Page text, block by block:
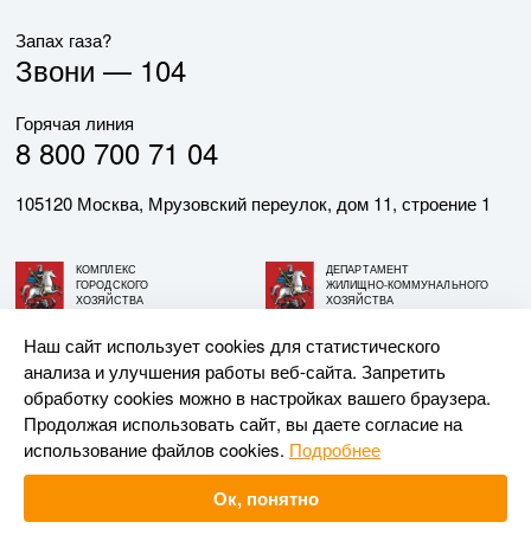
Запах газа?
Звони — 104
Горячая линия
8 800 700 71 04
105120 Москва, Мрузовский переулок, дом 11, строение 1
КОМПЛЕКС
ГОРОДСКОГО
ХОЗЯЙСТВА
ДЕПАРТАМЕНТ
ЖИЛИЩНО-КОММУНАЛЬНОГО
ХОЗЯЙСТВА
© АО «МОСГАЗ», 2026. При использовании материалов
ссылка на сайт обязательна.
Разработка и поддержка —Upriver
Наш сайт использует cookies для статистического
анализа и улучшения работы веб-сайта. Запретить
обработку cookies можно в настройках вашего браузера.
Продолжая использовать сайт, вы даете согласие на
использование файлов cookies. Подробнее
Ок, понятно